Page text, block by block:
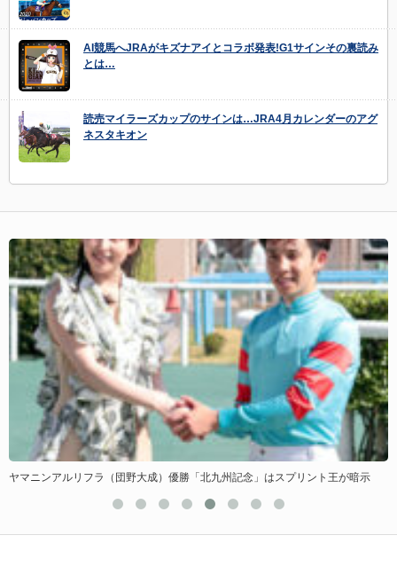
AI競馬へJRAがキズナアイとコラボ発表!G1サインその裏読み
とは…
読売マイラーズカップのサインは…JRA4月カレンダーのアグ
ネスタキオン
2019年G1戦線の出目は…オールブラックス譲りの全て黒（２枠）